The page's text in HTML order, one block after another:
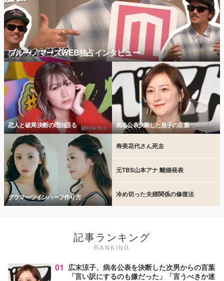
ブルーノマーズWEB独占インタビュー
恋人と破局 決断の理由語る 病名公表決断した息子の言葉
グラマーツインハーフ作り方
寿美花代さん死去
元TBS山本アナ 離婚発表
冷め切った夫婦関係の修復法
記事ランキング
RANKING
01 広末涼子、病名公表を決断した次男からの言葉
「言い訳にするのも嫌だった」「言うべきか迷